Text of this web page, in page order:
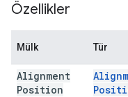
Özellikler
Mülk Tür
Alignment
Position